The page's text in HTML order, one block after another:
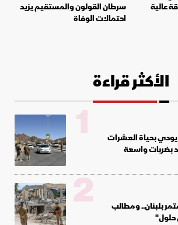
عالية
سرطان القولون والمستقيم يزيد
احتمالات الوفاة
الأكثر قراءة
بحياة العشرات
بضربات واسعة
1
بلبنان.. ومطالب
حلول"
2